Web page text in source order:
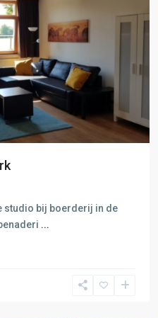
studio bij boerderij in de
...